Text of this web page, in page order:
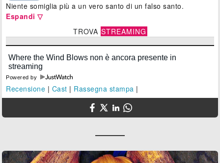
Niente somiglia più a un vero santo di un falso santo.
Espandi ▽
TROVA STREAMING
Powered by
Recensione | Cast | Rassegna stampa |